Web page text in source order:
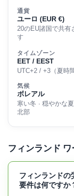
通貨
ユーロ (EUR €)
20のEU諸国で共有
す
タイムゾーン
EET / EEST
UTC+2 / +3（夏時間
気候
ボレアル
寒い冬 · 穏やかな
北部
フィンランド
フィンランドの
要件は何ですか